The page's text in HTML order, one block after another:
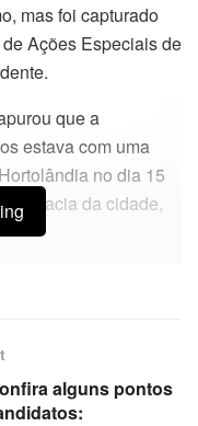
mas foi capturado
Ações Especiais de
que a
estava com uma
no dia 15
da cidade,
alguns pontos